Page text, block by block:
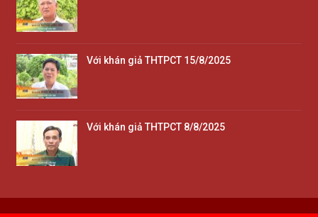
Với khán giả THTPCT 15/8/2025
Với khán giả THTPCT 8/8/2025